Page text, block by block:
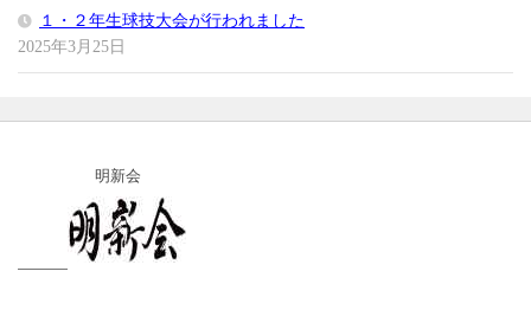
１・２年生球技大会が行われました
2025年3月25日
明新会